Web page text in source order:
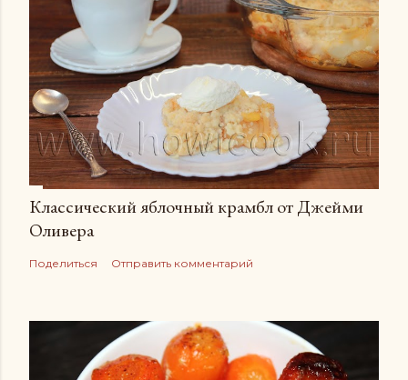
Классический яблочный крамбл от Джейми
Оливера
Поделиться Отправить комментарий